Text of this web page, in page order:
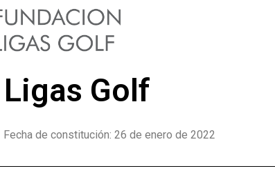
Golf
Fecha de constitución: 26 de enero de 2022